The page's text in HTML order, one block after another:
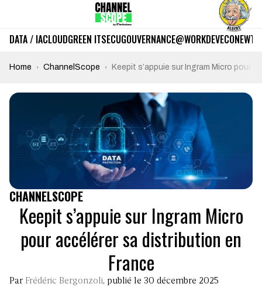
DATA / IACLOUDGREEN ITSECUGOUVERNANCE@WORKDEVECO
Home ChannelScope Keepit s’appuie sur Ingram Micro pour
CHANNELSCOPE
Keepit s’appuie sur Ingram Micro
pour accélérer sa distribution en
France
Par Frédéric Bergonzoli, publié le 30 décembre 2025